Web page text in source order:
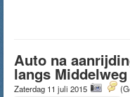
Auto na
langs Middelweg
Zaterdag 11 juli 2015